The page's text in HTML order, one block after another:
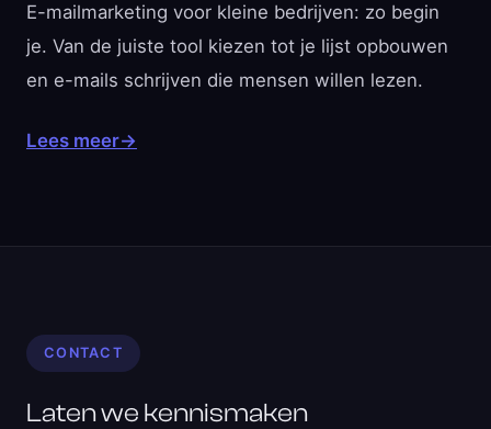
E-mailmarketing voor kleine bedrijven: zo begin
je. Van de juiste tool kiezen tot je lijst opbouwen
en e-mails schrijven die mensen willen lezen.
Lees meer→
CONTACT
Laten we kennismaken